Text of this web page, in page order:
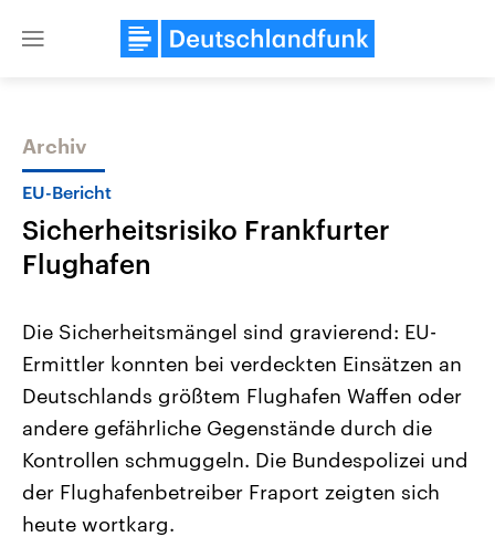
Close
Themen
Landtagswahl Sachsen-Anhalt
2026
Alle Informationen
Sachsen-Anhalt wählt am 6.
September 2026 einen neuen
Landtag. Seit 2021 wird das
Bundesland von einer Koalition aus
CDU, SPD und FDP regiert.-
Umfragen, Prognosen,
USA
Aktuelle Beiträge,
Hintergründe
Wirtschaftlich und
gehören die Vereinigten
den mächtigsten Ländern
mit großem Einfluss auf
aktuelle Weltgeschehen.
Archiv
EU-Bericht
Sicherheitsrisiko Frankfurter
Flughafen
Die Sicherheitsmängel sind gravierend: EU-
Ermittler konnten bei verdeckten Einsätzen an
Deutschlands größtem Flughafen Waffen oder
andere gefährliche Gegenstände durch die
Kontrollen schmuggeln. Die Bundespolizei und
der Flughafenbetreiber Fraport zeigten sich
heute wortkarg.